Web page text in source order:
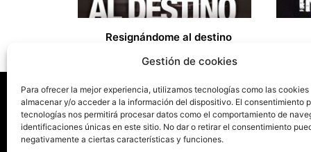
Gestión de cookies
Para ofrecer la mejor experiencia, utilizamos tecnologías como las cookies
almacenar y/o acceder a la información del dispositivo. El consentimiento
tecnologías nos permitirá procesar datos como el comportamiento de
identificaciones únicas en este sitio. No dar o retirar el consentimiento
negativamente a ciertas características y funciones.
Resignándome al destino
La